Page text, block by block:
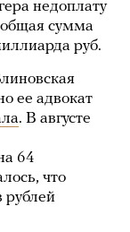
недоплату
сумма
руб.
ее адвокат
. В августе
64
что
рублей